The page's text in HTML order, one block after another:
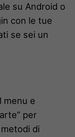
su Android o
con le tue
se sei un
menu e
per
di